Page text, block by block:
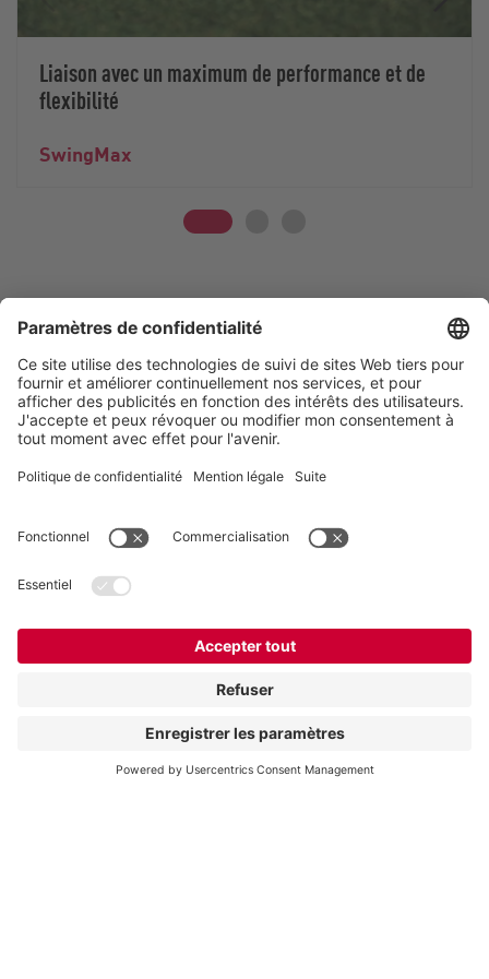
Liaison avec un maximum de performance et de
flexibilité
SwingMax
Vogelsang -
Leading in Technology
VOGELSANG BELGIUM N.V.
Slingerstraat 50
8820 Torhout
+32 51 81 96 40